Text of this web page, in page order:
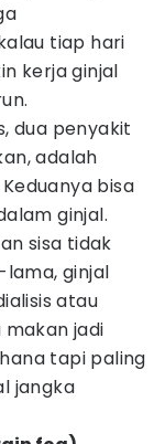
tiap hari
kerja ginjal
dua penyakit
adalah
bisa
ginjal.
sisa tidak
lama, ginjal
atau
jadi
tapi paling
jangka